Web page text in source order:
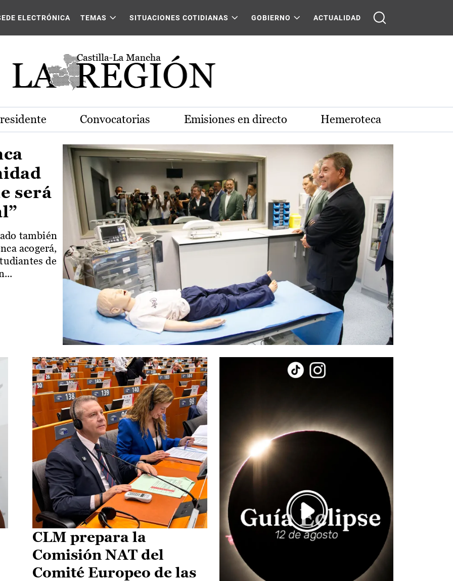
La Mancha
ELECTRÓNICA TEMAS SITUACIONES COTIDIANAS GOBIERNO ACTUALIDAD
Convocatorias Emisiones en directo Hemeroteca
será
también
acogerá,
de
CLM prepara la
Comisión NAT del
Comité Europeo de las